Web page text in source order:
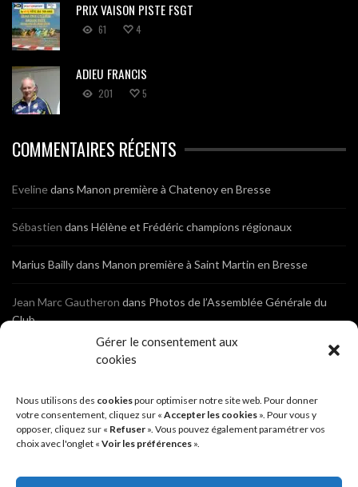
Gérer le consentement aux
cookies
Nous utilisons des cookiespour optimiser notre site web. Pour donner
votre consentement, cliquez sur « Accepter les cookies ». Pour vous y
opposer, cliquez sur « Refuser ». Vous pouvez également paramétrer vos
choix avec l'onglet « Voir les préférences ».
PRIX VAISON PISTE FSGT
61 4
ADIEU FRANCIS
201 5
COMMENTAIRES RÉCENTS
Evelinedans Manon première à Chatenoy en Bresse
Sébastien dans Hélène et Frédéric champions régionaux
Marius Baillydans Manon première à Saint Martin en Bresse
Jean Marc Gautheron dans Photos de l’Assemblée Générale du
Club
Photos de l’Assemblée Générale du Club
Sébastien dans Cyclocross de Brochon (21)
Breniauxdans Cyclocross de Brochon (21)